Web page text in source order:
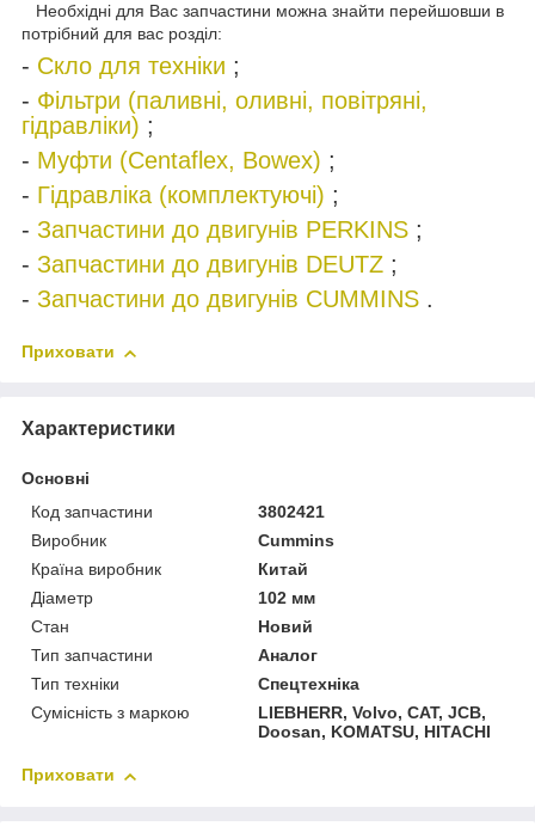
Необхідні для Вас запчастини можна знайти перейшовши в
потрібний для вас розділ:
- Скло для техніки ;
- Фільтри (паливні, оливні, повітряні,
гідравліки) ;
- Муфти (Centaflex, Bowex) ;
- Гідравліка (комплектуючі) ;
- Запчастини до двигунів PERKINS ;
- Запчастини до двигунів DEUTZ ;
- Запчастини до двигунів CUMMINS .
Приховати
Характеристики
Основні
Код запчастини
3802421
Виробник
Cummins
Країна виробник
Китай
Діаметр
102 мм
Стан
Новий
Тип запчастини
Аналог
Тип техніки
Спецтехніка
Сумісність з маркою
LIEBHERR, Volvo, CAT, JCB,
Doosan, KOMATSU, HITACHI
Приховати